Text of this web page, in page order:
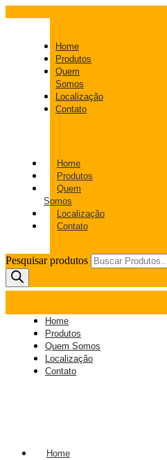
Home
Produtos
Quem
Somos
Localização
Contato
Home
Produtos
Quem
Somos
Localização
Contato
Pesquisar produtos
Home
Produtos
Quem Somos
Localização
Contato
Home